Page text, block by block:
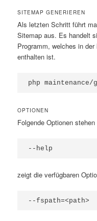
SITEMAP GENERIEREN
Als letzten Schritt führt
Sitemap aus. Es handelt
Programm, welches in
enthalten ist.
OPTIONEN
Folgende Optionen
--help
zeigt die verfügbaren
--fspath=<path>